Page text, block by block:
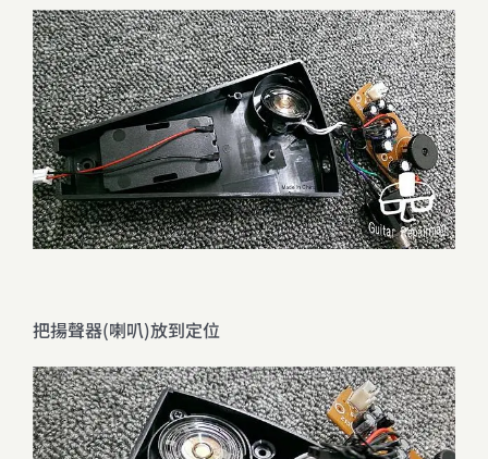
把揚聲器(喇叭)放到定位